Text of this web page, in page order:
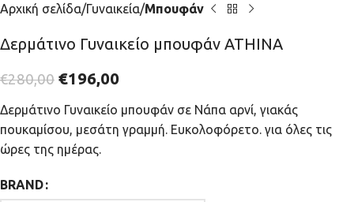
Αρχική σελίδα Γυναικεία Μπουφάν
Δερμάτινο Γυναικείο μπουφάν ATHINA
€280,00 €196,00
Δερμάτινο Γυναικείο μπουφάν σε Νάπα αρνί, γιακάς
πουκαμίσου, μεσάτη γραμμή. Ευκολοφόρετο. για όλες τις
ώρες της ημέρας.
BRAND